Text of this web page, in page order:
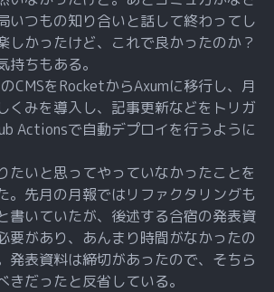
いつもの知り合いと話して終わってし
しかったけど、これで良かったのか？
持ちもある。
CMSをRocketからAxumに移行し、月
くみを導入し、記事更新などをトリガ
Actionsで自動デプロイを行うように
たいと思ってやっていなかったことを
。先月の月報ではリファクタリングも
書いていたが、後述する合宿の発表資
要があり、あんまり時間がなかったの
発表資料は締切があったので、そちら
きだったと反省している。